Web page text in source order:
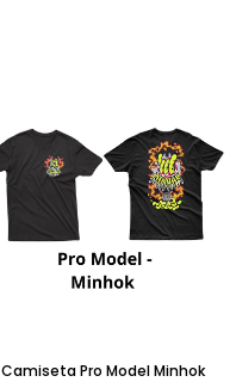
Camiseta Pro Model Minhok